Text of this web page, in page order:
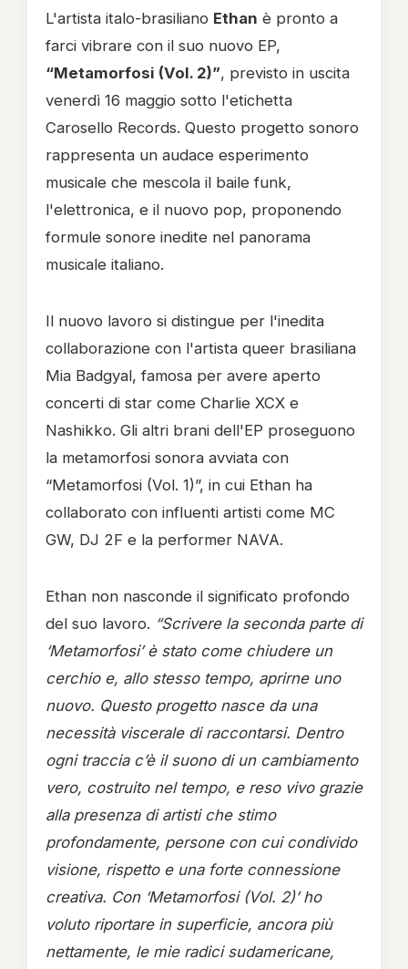
L'artista italo-brasiliano Ethan è pronto a
farci vibrare con il suo nuovo EP,
“Metamorfosi (Vol. 2)”, previsto in uscita
venerdì 16 maggio sotto l'etichetta
Carosello Records. Questo progetto sonoro
rappresenta un audace esperimento
musicale che mescola il baile funk,
l'elettronica, e il nuovo pop, proponendo
formule sonore inedite nel panorama
musicale italiano.
Il nuovo lavoro si distingue per l'inedita
collaborazione con l'artista queer brasiliana
Mia Badgyal, famosa per avere aperto
concerti di star come Charlie XCX e
Nashikko. Gli altri brani dell'EP proseguono
la metamorfosi sonora avviata con
“Metamorfosi (Vol. 1)”, in cui Ethan ha
collaborato con influenti artisti come MC
GW, DJ 2F e la performer NAVA.
Ethan non nasconde il significato profondo
del suo lavoro. “Scrivere la seconda parte di
‘Metamorfosi’ è stato come chiudere un
cerchio e, allo stesso tempo, aprirne uno
nuovo. Questo progetto nasce da una
necessità viscerale di raccontarsi. Dentro
ogni traccia c’è il suono di un cambiamento
vero, costruito nel tempo, e reso vivo grazie
alla presenza di artisti che stimo
profondamente, persone con cui condivido
visione, rispetto e una forte connessione
creativa. Con ‘Metamorfosi (Vol. 2)’ ho
voluto riportare in superficie, ancora più
nettamente, le mie radici sudamericane,